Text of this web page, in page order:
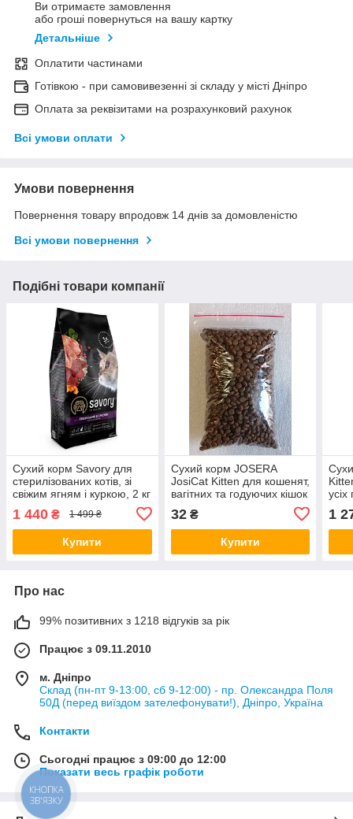
Ви отримаєте замовлення
або гроші повернуться на вашу картку
Детальніше
Оплатити частинами
Готівкою - при самовивезенні зі складу у місті Дніпро
Оплата за реквізитами на розрахунковий рахунок
Всі умови оплати
Умови повернення
Повернення товару впродовж 14 днів за домовленістю
Всі умови повернення
Подібні товари компанії
Сухий корм Savory для
стерилізованих котів, зі
свіжим ягням і куркою, 2 кг
1 440 ₴ 1 499 ₴
Купити
Сухий корм JOSERA
JosiCat Kitten для кошенят,
вагітних та годуючих кішок
32₴
Купити
1
Про нас
99% позитивних з 1218 відгуків за рік
Працює з 09.11.2010
м. Дніпро
Склад (пн-пт 9-13:00, сб 9-12:00) - пр. Олександра Поля
50Д (перед виїздом зателефонувати!), Дніпро, Україна
Контакти
Сьогодні працює з 09:00 до 12:00
Показати весь графік роботи
КНОПКА
ЗВ'ЯЗКУ